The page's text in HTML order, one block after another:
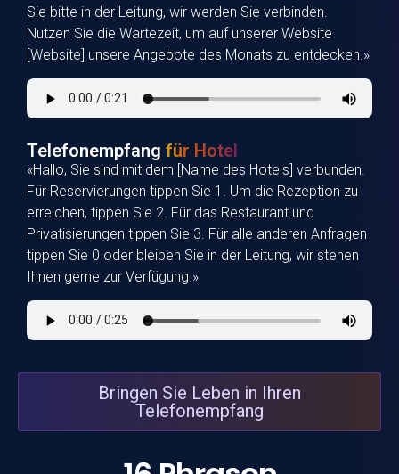
Sie bitte in der Leitung, wir werden Sie verbinden.
Nutzen Sie die Wartezeit, um auf unserer Website
[Website] unsere Angebote des Monats zu entdecken.»
Telefonempfang für Hotel
«Hallo, Sie sind mit dem [Name des Hotels] verbunden.
Für Reservierungen tippen Sie 1. Um die Rezeption zu
erreichen, tippen Sie 2. Für das Restaurant und
Privatisierungen tippen Sie 3. Für alle anderen Anfragen
tippen Sie 0 oder bleiben Sie in der Leitung, wir stehen
Ihnen gerne zur Verfügung.»
Bringen Sie Leben in Ihren
Telefonempfang